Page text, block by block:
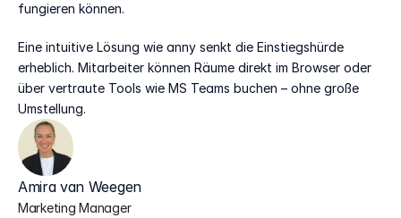
Amira van Weegen
Marketing Manager
fungieren können.
Eine intuitive Lösung wie anny senkt die Einstiegshürde
erheblich. Mitarbeiter können Räume direkt im Browser oder
über vertraute Tools wie MS Teams buchen – ohne große
Umstellung.